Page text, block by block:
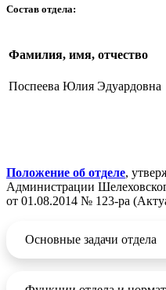
Состав отдела:
Фамилия, имя, отчество
Поспеева Юлия Эдуардовна
Положение об отделе,
Администрации
от 01.08.2014 № 123-ра
Основные задачи отдела